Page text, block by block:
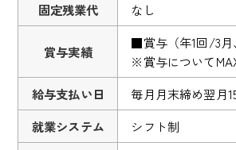
固定残業代
なし
賞与実績
■賞与（年1回/3月
※賞与について
給与支払い日
毎月月末締め翌月
就業システム
シフト制